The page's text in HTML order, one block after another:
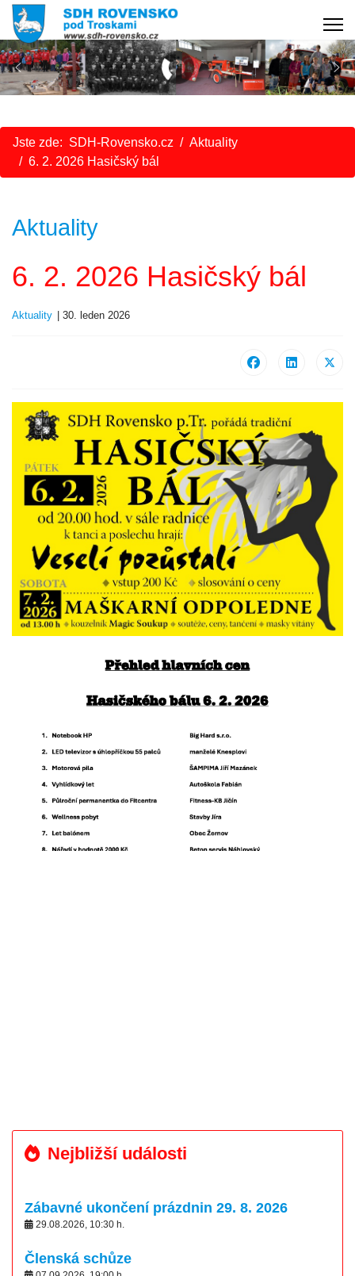
Jste zde: SDH-Rovensko.cz
Aktuality
6. 2. 2026 Hasičský bál
Aktuality
6. 2. 2026 Hasičský bál
Aktuality 30. leden 2026
Nejbližší události
Zábavné ukončení prázdnin 29. 8. 2026
29.08.2026, 10:30 h.
Členská schůze